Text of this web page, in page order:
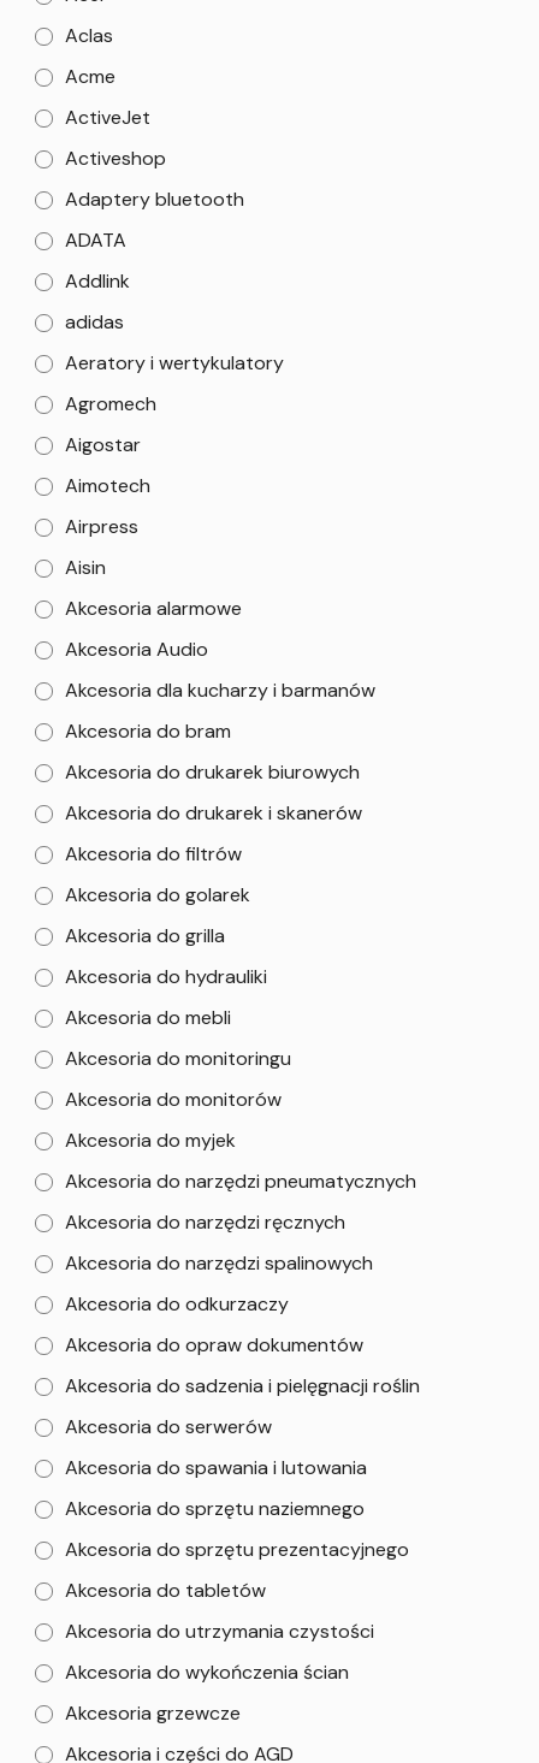
Aclas
Acme
ActiveJet
Activeshop
Adaptery bluetooth
ADATA
Addlink
adidas
Aeratory i wertykulatory
Agromech
Aigostar
Aimotech
Airpress
Aisin
Akcesoria alarmowe
Akcesoria Audio
Akcesoria dla kucharzy i barmanów
Akcesoria do bram
Akcesoria do drukarek biurowych
Akcesoria do drukarek i skanerów
Akcesoria do filtrów
Akcesoria do golarek
Akcesoria do grilla
Akcesoria do hydrauliki
Akcesoria do mebli
Akcesoria do monitoringu
Akcesoria do monitorów
Akcesoria do myjek
Akcesoria do narzędzi pneumatycznych
Akcesoria do narzędzi ręcznych
Akcesoria do narzędzi spalinowych
Akcesoria do odkurzaczy
Akcesoria do opraw dokumentów
Akcesoria do sadzenia i pielęgnacji roślin
Akcesoria do serwerów
Akcesoria do spawania i lutowania
Akcesoria do sprzętu naziemnego
Akcesoria do sprzętu prezentacyjnego
Akcesoria do tabletów
Akcesoria do utrzymania czystości
Akcesoria do wykończenia ścian
Akcesoria grzewcze
Akcesoria i części do AGD